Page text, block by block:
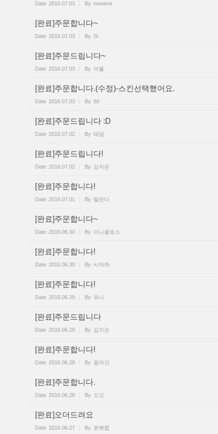
Date 2016.07.03 By noname
[완료]주문합니다~
Date 2016.07.03 By Si
[완료]주문드립니다~
Date 2016.07.03 By 여울
[완료]주문합니다.(수정)-스킨선택했어요.
Date 2016.07.03 By 90
[완료]주문드립니다 :D
Date 2016.07.02 By 태담
[완료]주문드립니다!
Date 2016.07.02 By 김지은
[완료]주문합니다!
Date 2016.07.01 By 떨린다
[완료]주문합니다~
Date 2016.06.30 By 미니클로스
[완료]주문합니다!
Date 2016.06.30 By 사자좌
[완료]주문합니다!
Date 2016.06.29 By 유니
[완료]주문드립니다
Date 2016.06.28 By 김지은
[완료]주문합니다!
Date 2016.06.28 By 옴마갓
[완료]주문합니다.
Date 2016.06.28 By 꼬꼬
[완료]오더드려요
Date 2016.06.27 By 윤뽀렙